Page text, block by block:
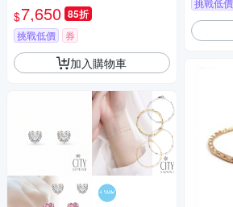
(浮光流影系列)
$7,650 85折
挑戰低價 券
加入購物車
挑戰低價